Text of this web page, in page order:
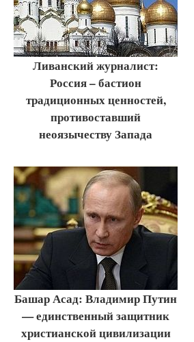
Ливанский журналист:
Россия – бастион
традиционных ценностей,
противоставший
неоязычеству Запада
Башар Асад: Владимир Путин
— единственный защитник
христианской цивилизации